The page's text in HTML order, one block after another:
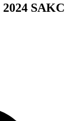
SAKC